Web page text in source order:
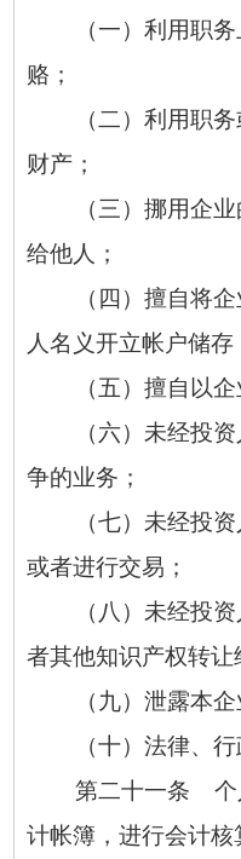
（一）利用职务
赂；
（二）利用职务
财产；
（三）挪用企业
给他人；
（四）擅自将企
人名义开立帐户储存
（五）擅自以企
（六）未经投资
争的业务；
（七）未经投资
或者进行交易；
（八）未经投资
者其他知识产权转让
（九）泄露本企
（十）法律、行
第二十一条 个人
计帐簿，进行会计核